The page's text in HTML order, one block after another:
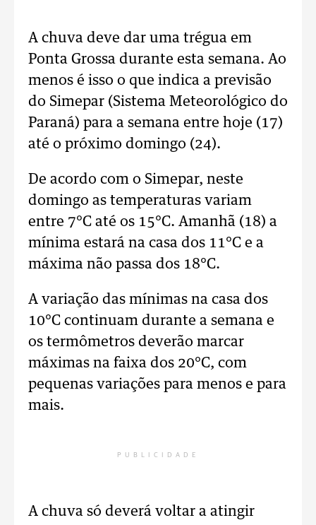
A chuva deve dar uma trégua em
Ponta Grossa durante esta semana. Ao
menos é isso o que indica a previsão
do Simepar (Sistema Meteorológico do
Paraná) para a semana entre hoje (17)
até o próximo domingo (24).
De acordo com o Simepar, neste
domingo as temperaturas variam
entre 7°C até os 15°C. Amanhã (18) a
mínima estará na casa dos 11°C e a
máxima não passa dos 18°C.
A variação das mínimas na casa dos
10°C continuam durante a semana e
os termômetros deverão marcar
máximas na faixa dos 20°C, com
pequenas variações para menos e para
mais.
PUBLICIDADE
A chuva só deverá voltar a atingir